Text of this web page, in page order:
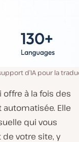
d’IA pour la
à la fois des
Elle
qui vous
votre site, y